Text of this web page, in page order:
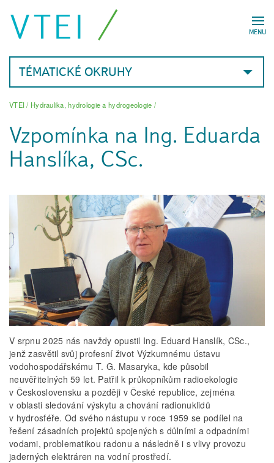
MENU
VTEI
TÉMATICKÉ OKRUHY
VTEI/ Hydraulika, hydrologie a hydrogeologie /
Vzpomínka na Ing. Eduarda
Hanslíka, CSc.
V srpnu 2025 nás navždy opustil Ing. Eduard Hanslík, CSc.,
jenž zasvětil svůj profesní život Výzkumnému ústavu
vodohospodářskému T. G. Masaryka, kde působil
neuvěřitelných 59 let. Patřil k průkopníkům radioekologie
v Československu a později v České republice, zejména
v oblasti sledování výskytu a chování radionuklidů
v hydrosféře. Od svého nástupu v roce 1959 se podílel na
řešení zásadních projektů spojených s důlními a odpadními
vodami, problematikou radonu a následně i s vlivy provozu
jaderných elektráren na vodní prostředí.